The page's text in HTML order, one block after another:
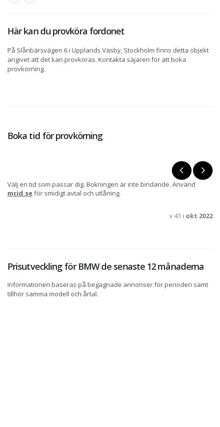
Här kan du provköra fordonet
På Slånbärsvägen 6 i Upplands Väsby, Stockholm finns detta objekt
angivet att det kan provköras. Kontakta säjaren för att boka
provkörning.
Boka tid för provkörning
Välj en tid som passar dig. Bokningen är inte bindande. Använd
mcid.seför smidigt avtal och utlåning.
v 41 i okt 2022
Prisutveckling för BMW de senaste 12 månaderna
Informationen baseras på begagnade annonser för perioden samt
tillhör samma modell och årtal.